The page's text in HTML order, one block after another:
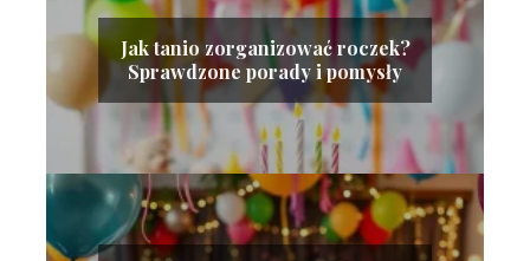
Jak tanio zorganizować roczek?
Sprawdzone porady i pomysły